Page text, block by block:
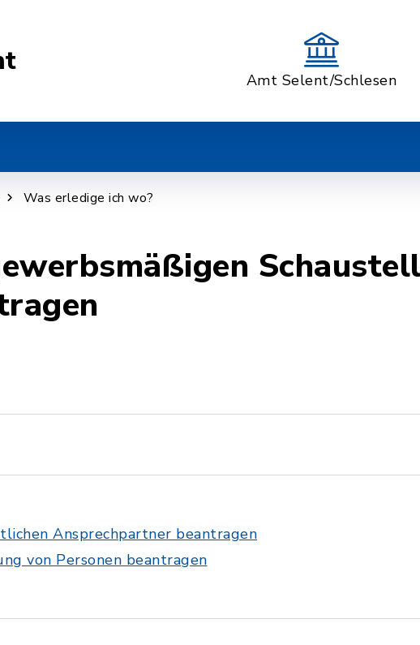
Amt Selent/Schlesen
Was erledige ich wo?
Ansprechpartner beantragen
von Personen beantragen